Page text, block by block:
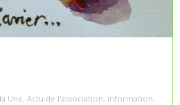
Une, Actu de l'association, information,